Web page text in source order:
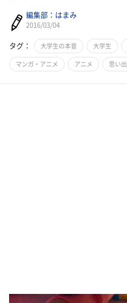
編集部：はまみ
2016/03/04
タグ： 大学生の本音 大学生
マンガ・アニメ アニメ 思い出